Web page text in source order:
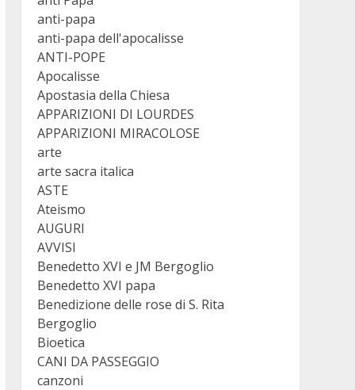
anti-papa
anti-papa dell'apocalisse
ANTI-POPE
Apocalisse
Apostasia della Chiesa
APPARIZIONI DI LOURDES
APPARIZIONI MIRACOLOSE
arte
arte sacra italica
ASTE
Ateismo
AUGURI
AVVISI
Benedetto XVI e JM Bergoglio
Benedetto XVI papa
Benedizione delle rose di S. Rita
Bergoglio
Bioetica
CANI DA PASSEGGIO
canzoni